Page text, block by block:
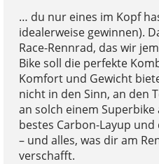
… du nur eines im Kopf
idealerweise gewinnen).
Race-Rennrad, das wir
Bike soll die perfekte
Komfort und Gewicht
nicht in den Sinn, an den
an solch einem
bestes Carbon-Layup
– und alles, was dir am
verschafft.